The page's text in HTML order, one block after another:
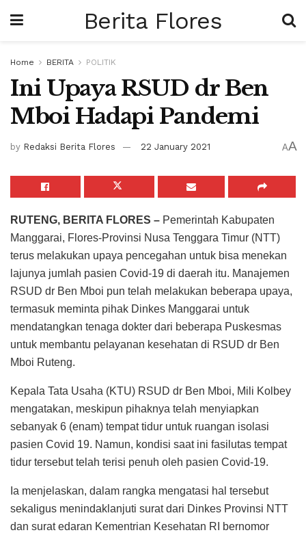
Berita Flores
Home BERITA POLITIK
Ini Upaya RSUD dr Ben
Mboi Hadapi Pandemi
by Redaksi Berita Flores 22 January 2021 AA
RUTENG, BERITA FLORES – Pemerintah Kabupaten
Manggarai, Flores-Provinsi Nusa Tenggara Timur (NTT)
terus melakukan upaya pencegahan untuk bisa menekan
lajunya jumlah pasien Covid-19 di daerah itu. Manajemen
RSUD dr Ben Mboi pun telah melakukan beberapa upaya,
termasuk meminta pihak Dinkes Manggarai untuk
mendatangkan tenaga dokter dari beberapa Puskesmas
untuk membantu pelayanan kesehatan di RSUD dr Ben
Mboi Ruteng.
Kepala Tata Usaha (KTU) RSUD dr Ben Mboi, Mili Kolbey
mengatakan, meskipun pihaknya telah menyiapkan
sebanyak 6 (enam) tempat tidur untuk ruangan isolasi
pasien Covid 19. Namun, kondisi saat ini fasilutas tempat
tidur tersebut telah terisi penuh oleh pasien Covid-19.
Ia menjelaskan, dalam rangka mengatasi hal tersebut
sekaligus menindaklanjuti surat dari Dinkes Provinsi NTT
dan surat edaran Kementrian Kesehatan RI bernomor